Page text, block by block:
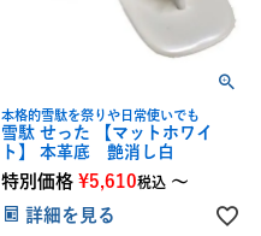
本格的雪駄を祭りや日常使いでも
雪駄 せった 【マットホワイ
ト】 本革底 艶消し白
特別価格 ¥5,610税込 〜
詳細を見る